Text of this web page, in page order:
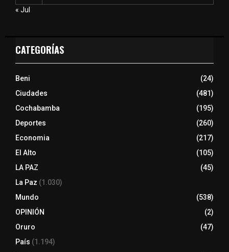
« Jul
CATEGORÍAS
Beni
(24)
Ciudades
(481)
Cochabamba
(195)
Deportes
(260)
Economia
(217)
El Alto
(105)
LA PAZ
(45)
La Paz (1.030)
Mundo
(538)
OPINIÓN
(2)
Oruro
(47)
País (1.194)